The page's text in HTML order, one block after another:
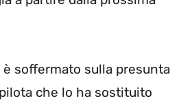
soffermato sulla presunta
che lo ha sostituito